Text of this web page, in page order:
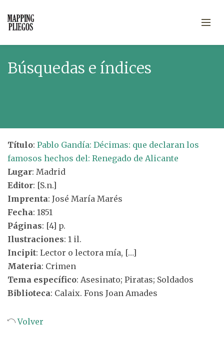
Búsquedas e índices
Título: Pablo Gandía: Décimas: que declaran los
famosos hechos del: Renegado de Alicante
Lugar: Madrid
Editor: [S.n.]
Imprenta: José María Marés
Fecha: 1851
Páginas: [4] p.
Ilustraciones: 1 il.
Incipit: Lector o lectora mía, […]
Materia: Crimen
Tema específico: Asesinato; Piratas; Soldados
Biblioteca: Calaix. Fons Joan Amades
Volver